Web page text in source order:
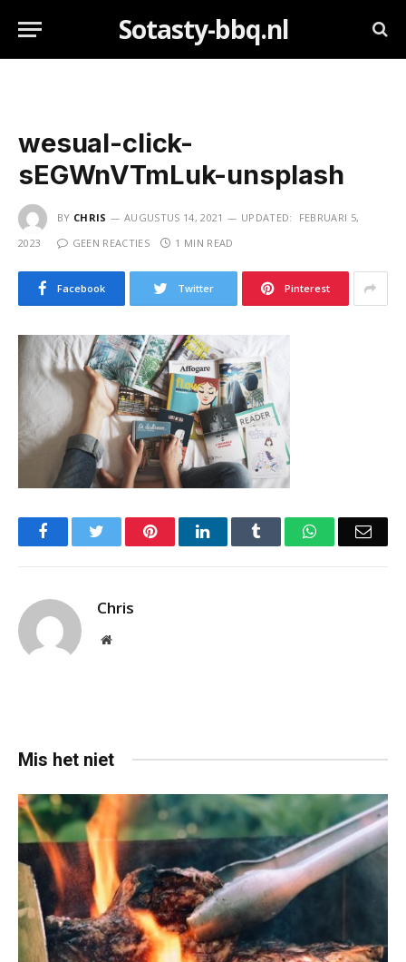
Sotasty-bbq.nl
wesual-click-
sEGWnVTmLuk-unsplash
BY CHRIS AUGUSTUS 14, 2021 UPDATED:
FEBRUARI 5,
2023
GEEN REACTIES 1 MIN READ
Facebook Twitter Pinterest
FacebookTwitter PinterestLinkedIn Tumblr WhatsApp
Chris
Website
Mis het niet